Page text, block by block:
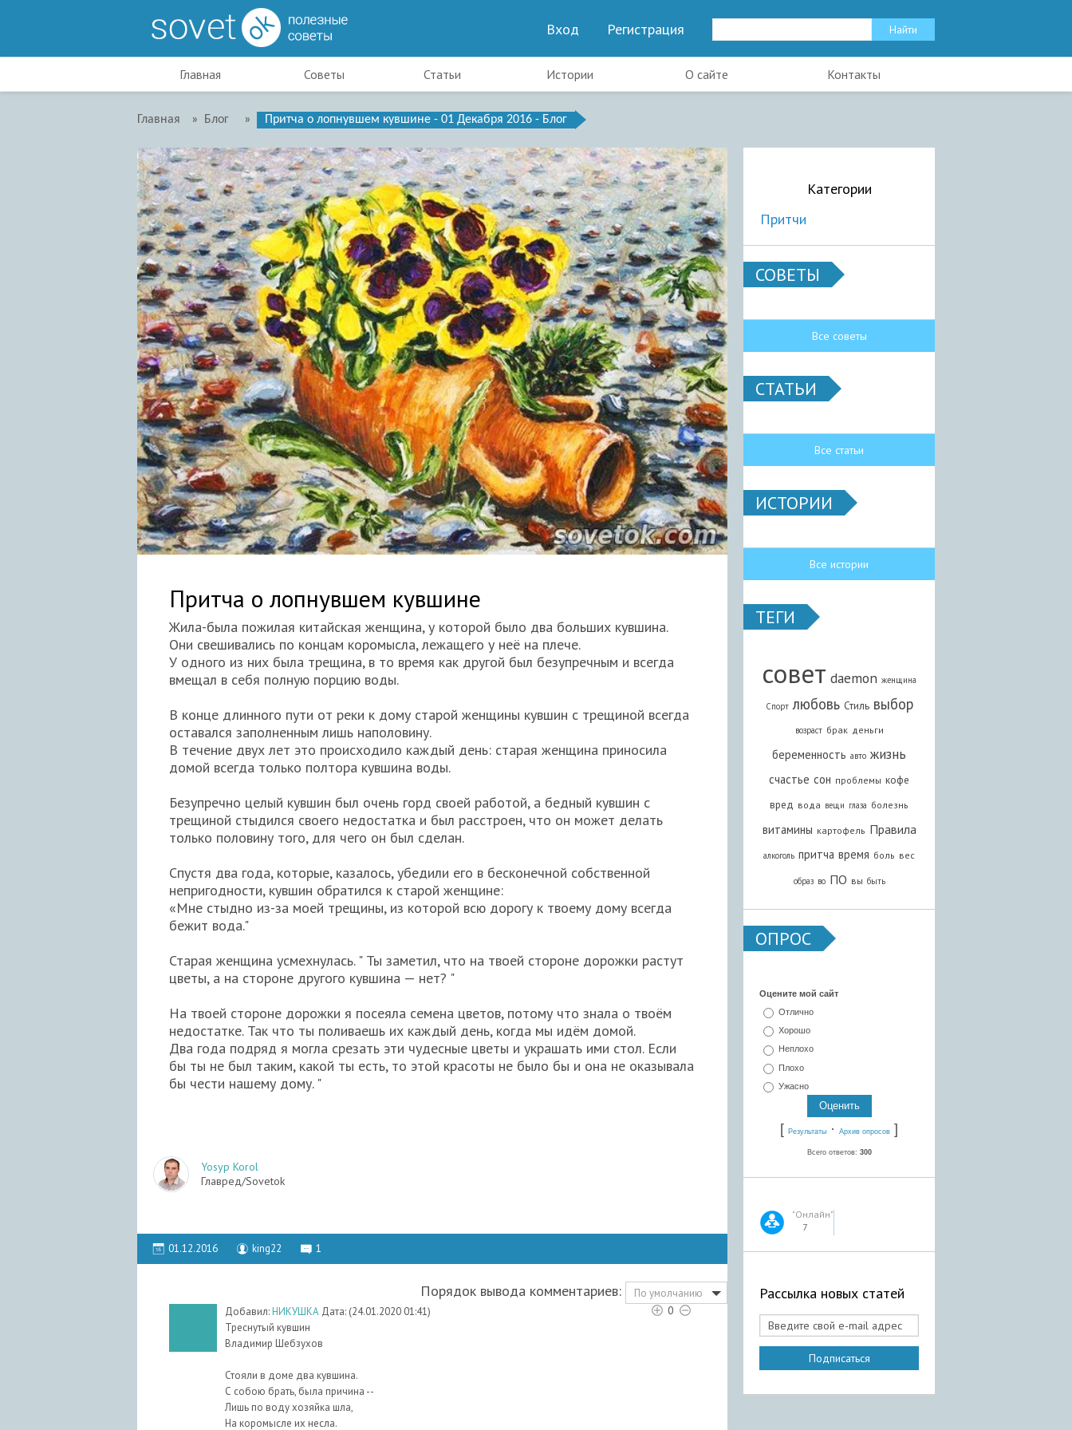
Вход Регистрация
Главная Советы Статьи Истории О сайте Контакты
Главная » Блог » Притча о лопнувшем кувшине - 01 Декабря 2016 - Блог
Притча о лопнувшем кувшине
Жила-была пожилая китайская женщина, у которой было два больших кувшинa.
Они свешивались по концам коромысла, лежащего у неё на плече.
У одного из них была трещина, в то время как другой был безупречным и всегда
вмещал в себя полную порцию воды.
В конце длинного пути от реки к дому старой женщины кувшин с трещиной всегда
оставался заполненным лишь наполовину.
В течение двух лет это происходило каждый день: старая женщина приносила
домой всегда только полтора кувшина воды.
Безупречно целый кувшин был очень горд своей работой, а бедный кувшин с
трещиной стыдился своего недостатка и был расстроен, что он может делать
только половину того, для чего он был сделан.
Спустя два года, которые, казалось, убедили его в бесконечной собственной
непригодности, кувшин обратился к старой женщине:
«Мне стыдно из-за моей трещины, из которой всю дорогу к твоему дому всегда
бежит вода."
Старая женщина усмехнулась. " Ты заметил, что на твоей стороне дорожки растут
цветы, а на стороне другого кувшина — нет? "
На твоей стороне дорожки я посеяла семена цветов, потому что знала о твоём
недостатке. Так что ты поливаешь их каждый день, когда мы идём домой.
Два года подряд я могла срезать эти чудесные цветы и украшать ими стол. Если
бы ты не был таким, какой ты есть, то этой красоты не было бы и она не оказывала
бы чести нашему дому. "
Yosyp Korol
Главред/Sovetok
01.12.2016 king22 1
Порядок вывода комментариев:
По умолчанию
Добавил:НИКУШКА Дата: (24.01.2020 01:41) 0
Треснутый кувшин
Владимир Шебзухов
Стояли в доме два кувшина.
С собою брать, была причина --
Лишь по воду хозяйка шла,
На коромысле их несла.
Категории
Притчи
СОВЕТЫ
Все советы
СТАТЬИ
Все статьи
ИСТОРИИ
Все истории
ТЕГИ
совет daemon женщина
Спорт любовь Стиль выбор
возраст брак деньги
беременность авто жизнь
счастье сон проблемы кофе
вред вода вещи глаза болезнь
витамины картофель Правила
алкоголь притча время боль вес
образ во ПО вы быть
ОПРОС
Оцените мой сайт
Отлично
Хорошо
Неплохо
Плохо
Ужасно
[ Результаты · Архив опросов ]
Всего ответов: 300
"Онлайн"
7
Рассылка новых статей